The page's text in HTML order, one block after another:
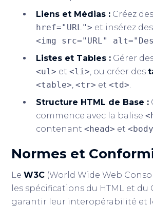
Liens et Médias : Créez des
href="URL"> et insérez des
<img src="URL"
Listes et Tables : Gérer
<ul> et<li>, ou créer des
<table>,<tr> et<td>.
Structure HTML de Base :
commence avec la balise
contenant<head> et
Normes et
LeW3C (World Wide Web
les spécifications du HTML et du
garantir leur interopérabilité et